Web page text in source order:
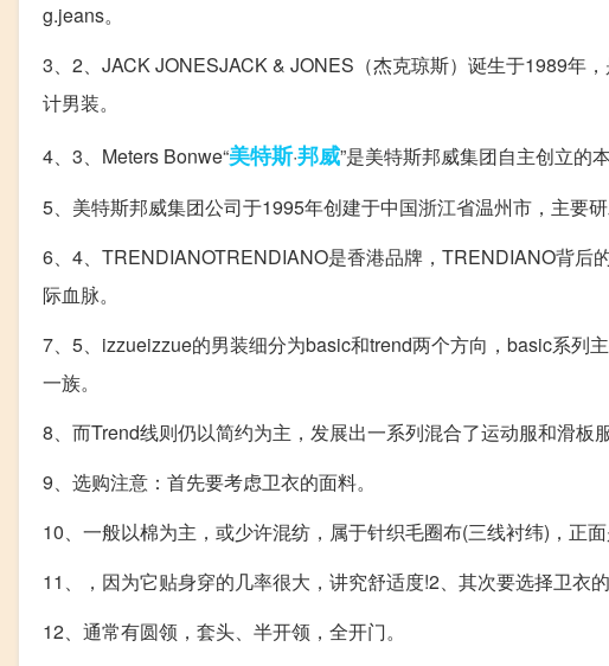
g.jeans。
3、2、JACK JONESJACK & JONES（杰克琼斯）诞生于1989年
计男装。
4、3、Meters Bonwe“美特斯·邦威”是美特斯邦威集团自主创立的
5、美特斯邦威集团公司于1995年创建于中国浙江省温州市，主要
6、4、TRENDIANOTRENDIANO是香港品牌，TRENDIANO背后
际血脉。
7、5、izzueizzue的男装细分为basic和trend两个方向，basic系列
一族。
8、而Trend线则仍以简约为主，发展出一系列混合了运动服和滑板
9、选购注意：首先要考虑卫衣的面料。
10、一般以棉为主，或少许混纺，属于针织毛圈布(三线衬纬)，正
11、，因为它贴身穿的几率很大，讲究舒适度!2、其次要选择卫衣的
12、通常有圆领，套头、半开领，全开门。